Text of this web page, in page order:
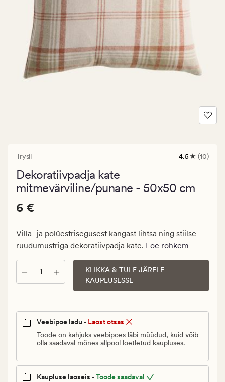
Trysil
10
4.5
4.5 (10)
Dekoratiivpadja kate
mitmevärviline/punane - 50x50 cm
Pris_ee
€.
Vanlig
6
Pris_ee
6 €
Villa- ja polüestrisegusest kangast lihtsa ning stiilse
ruudumustriga dekoratiivpadja kate. Loe rohkem
Kogus
KLIKKA & TULE JÄRELE
KAUPLUSESSE
Veebipoe ladu - Laost otsas
Toode on kahjuks veebipoes läbi müüdud, kuid võib
olla saadaval mõnes allpool loetletud kaupluses.
Kaupluse laoseis -Toode saadaval